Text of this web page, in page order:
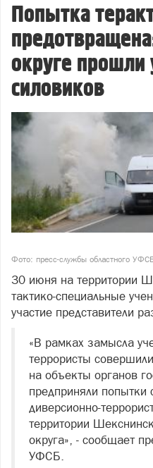
Попытка
округе прошли
силовиков
Фото: пресс-службы областного
30 июня на территории
тактико-специальные
участие представители
«В рамках замысла
террористы
на объекты органов
предприняли попытки
диверсионно-
территории
округа», - сообщает
УФСБ.